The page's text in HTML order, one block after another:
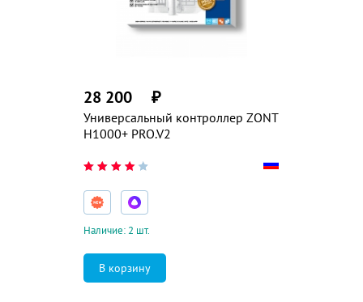
Универсальный контроллер ZONT
H1000+ PRO.V2
28 200 ₽
Наличие: 2 шт.